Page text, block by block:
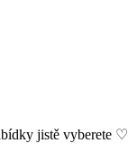
jistě vyberete ♡